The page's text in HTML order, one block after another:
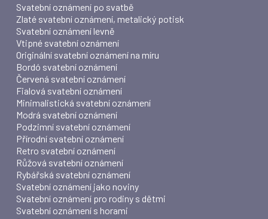
Svatební oznámení po svatbě
Zlaté svatební oznámení, metalický potisk
Svatební oznámení levně
Vtipné svatební oznámení
Originální svatební oznámení na míru
Bordó svatební oznámení
Červená svatební oznámení
Fialová svatební oznámení
Minimalistická svatební oznámení
Modrá svatební oznámení
Podzimní svatební oznámení
Přírodní svatební oznámení
Retro svatební oznámení
Růžová svatební oznámení
Rybářská svatební oznámení
Svatební oznámení jako noviny
Svatební oznámení pro rodiny s dětmi
Svatební oznámení s horami